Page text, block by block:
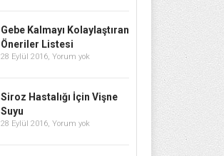
Gebe Kalmayı Kolaylaştıran
Öneriler Listesi
28 Eylül 2016, Yorum yok
Siroz Hastalığı İçin Vişne
Suyu
28 Eylül 2016, Yorum yok